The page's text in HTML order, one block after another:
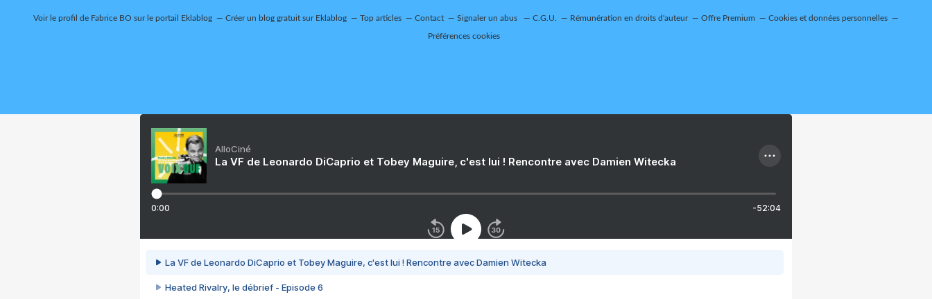
Voir le profil de Fabrice BO sur le portail Eklablog Créer un blog gratuit sur Eklablog Top articles Contact Signaler un abus C.G.U. Rémunération en droits d'auteur Offre Premium Cookies et données personnelles
Préférences cookies
AlloCiné
La VF de Leonardo DiCaprio et Tobey Maguire, c'est lui ! Rencontre avec Damien Witecka
0:00 -52:04
La VF de Leonardo DiCaprio et Tobey Maguire, c'est lui ! Rencontre avec Damien Witecka
Heated Rivalry, le débrief - Episode 6